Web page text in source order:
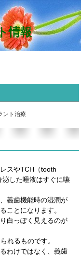
情報
ント治療
スやTCH（tooth
した唾液はすぐに嚥
義歯機能時の湿潤が
ことになります。
白っぽく見えるのが
れるものです。
わけではなく、義歯